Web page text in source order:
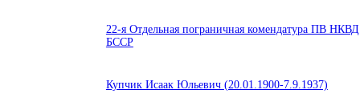
22-я Отдельная пограничная комендатура ПВ НКВД
БССР
Купчик Исаак Юльевич (20.01.1900-7.9.1937)